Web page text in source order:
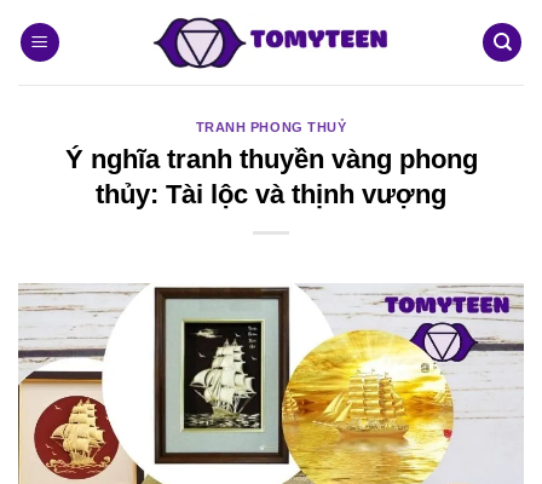
qua
TRANH PHONG THUỶ
Ý nghĩa tranh thuyền vàng phong
thủy: Tài lộc và thịnh vượng